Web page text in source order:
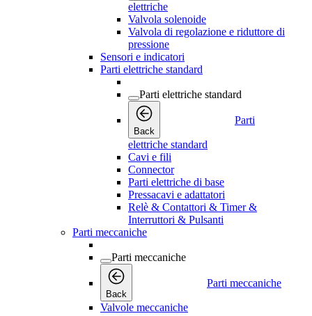
elettriche
Valvola solenoide
Valvola di regolazione e riduttore di
pressione
Sensori e indicatori
Parti elettriche standard
Parti elettriche standard
Back
Parti
elettriche standard
Cavi e fili
Connector
Parti elettriche di base
Pressacavi e adattatori
Relè & Contattori & Timer &
Interruttori & Pulsanti
Parti meccaniche
Parti meccaniche
Back
Parti meccaniche
Valvole meccaniche